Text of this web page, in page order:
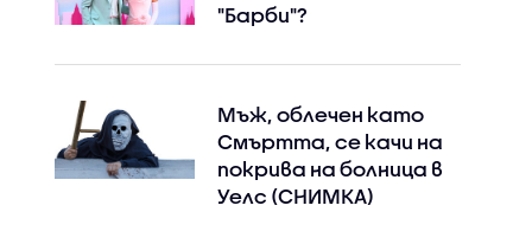
"Барби"?
Мъж, облечен като
Смъртта, се качи на
покрива на болница в
Уелс (СНИМКА)